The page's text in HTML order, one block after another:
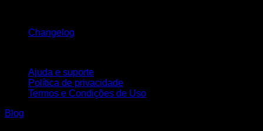
Changelog
Ajuda e suporte
Política de privacidade
Termos e Condições de Uso
Blog